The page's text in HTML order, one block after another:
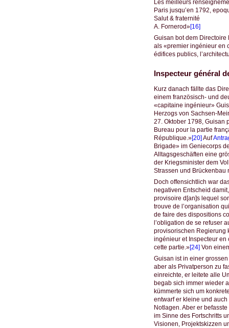
Les meilleurs
Paris jusqu’en 1792,
Salut & fraternité
A. Fornerod»[16]
Guisan bot dem
als «premier ingénieur en
édifices publics,
Inspecteur général
Kurz danach fällte das
einem französisch- und
«capitaine ingénieur»
Herzogs von Sachsen-
27. Oktober 1798, Guisan
Bureau pour la partie
République.»[20] Auf
Brigade» im Geniecorps
Alltagsgeschäften eine
der Kriegsminister dem
Strassen und Brückenbau
Doch offensichtlich war
negativen Entscheid
provisoire d[an]s lequel
trouve de l’organisation
de faire des dispositions
l’obligation de se refuser
provisorischen Regierung
ingénieur et Inspecteur en
cette partie.»[24] Von
Guisan ist in einer
aber als Privatperson zu
einreichte, er leitete alle
begab sich immer wieder
kümmerte sich um
entwarf er kleine und
Notlagen. Aber er
im Sinne des Fortschritts
Visionen, Projektskizzen